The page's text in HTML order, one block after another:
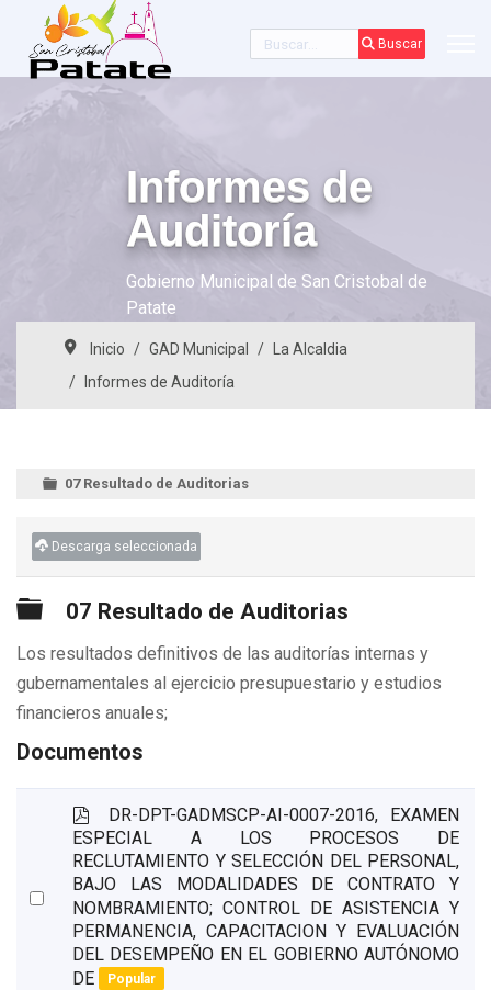
Buscar Buscar
Informes de
Auditoría
Gobierno Municipal de San Cristobal de
Patate
Inicio GAD Municipal
La Alcaldia
Informes de Auditoría
07 Resultado de Auditorias
Descarga seleccionada
Carpeta
07 Resultado de Auditorias
Los resultados definitivos de las auditorías internas y
gubernamentales al ejercicio presupuestario y estudios
financieros anuales;
Documentos
Select
p
d
f
DR-DPT-GADMSCP-AI-0007-2016, EXAMEN
ESPECIAL A LOS PROCESOS DE
RECLUTAMIENTO Y SELECCIÓN DEL PERSONAL,
BAJO LAS MODALIDADES DE CONTRATO Y
NOMBRAMIENTO; CONTROL DE ASISTENCIA Y
PERMANENCIA, CAPACITACION Y EVALUACIÓN
DEL DESEMPEÑO EN EL GOBIERNO AUTÓNOMO
DE
Popular